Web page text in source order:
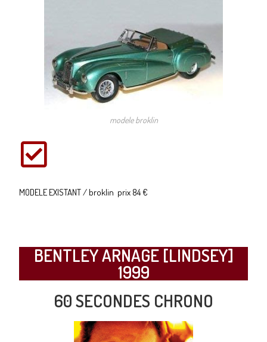
modele broklin
MODELE EXISTANT / broklin prix 84 €
BENTLEY ARNAGE [LINDSEY]
1999
60 SECONDES CHRONO